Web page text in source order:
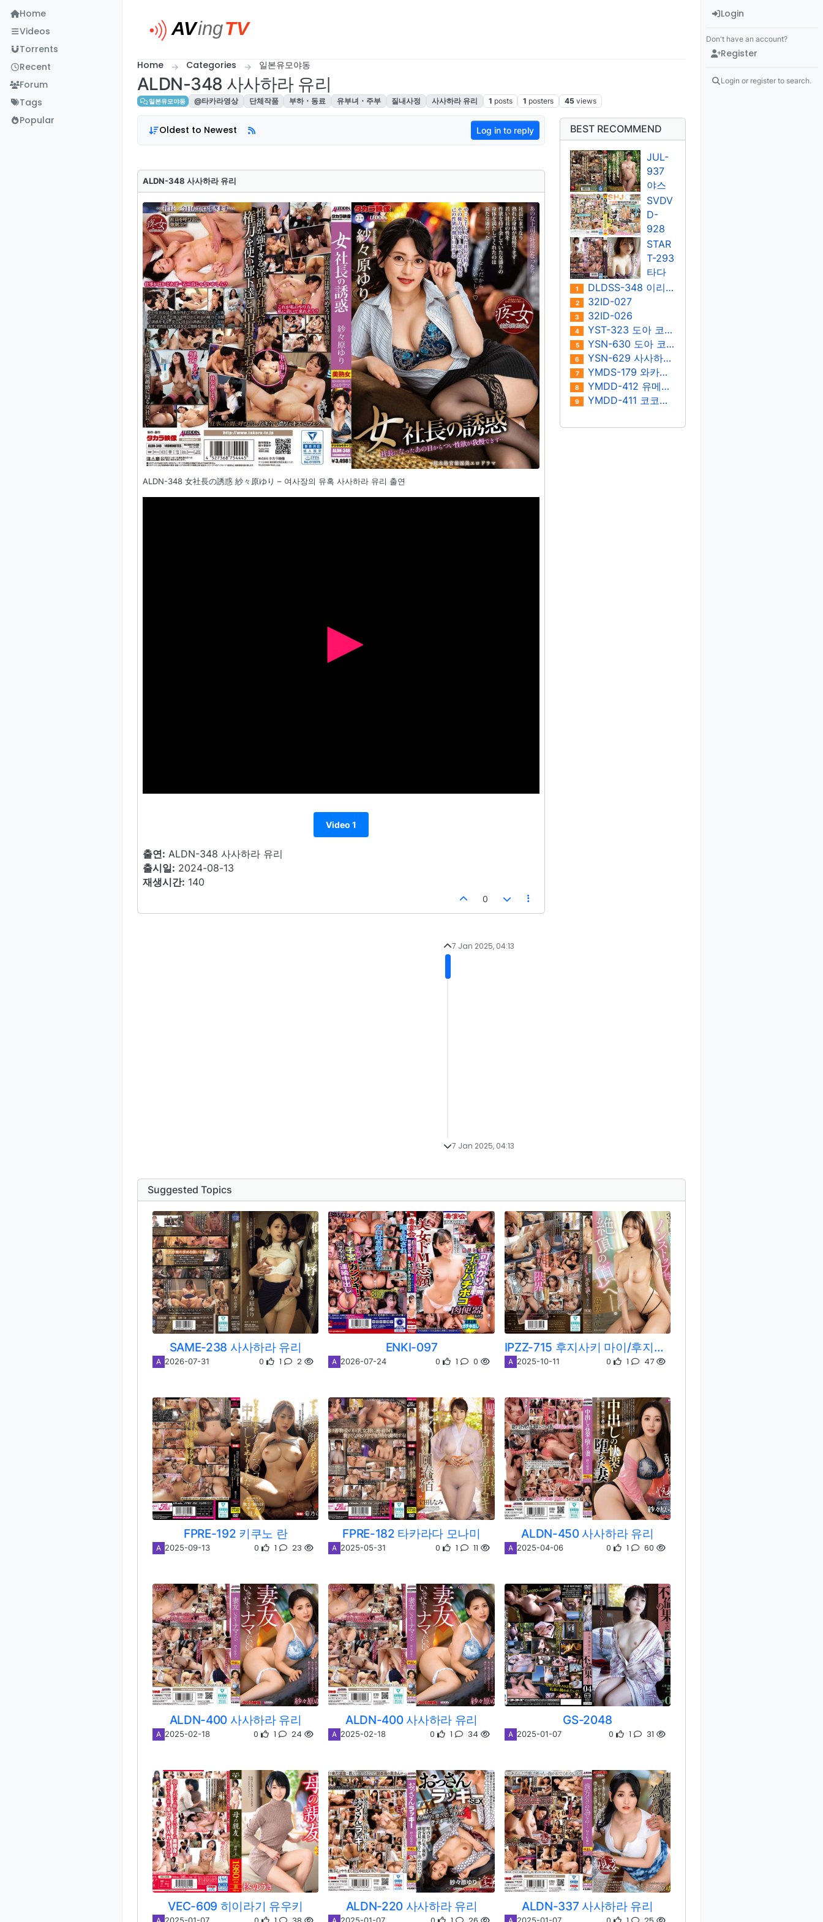
Home
Videos
Torrents
Recent
Forum
Tags
Popular
Home Categories 일본유모야동
ALDN-348 사사하라 유리
일본유모야동 @타카라영상 단체작품 부하・동료 유부녀・주부 질내사정 사사하라 유리 1 posts 1 posters 45 views
Oldest to Newest Log in to reply
ALDN-348 사사하라 유리
ALDN-348 女社長の誘惑 紗々原ゆり – 여사장의 유혹 사사하라 유리 출연
Video 1
출연: ALDN-348 사사하라 유리
출시일: 2024-08-13
재생시간: 140
0
7 Jan 2025, 04:13
7 Jan 2025, 04:13
BEST RECOMMEND
JUL-
937
야스
미나
미
SVDV
D-
928
쿠도
우 라
라/유
키노
나츠
STAR
T-293
타다
이 마
1 DLDSS-348 이리타 마아야
2 32ID-027
3 32ID-026
4 YST-323 도아 코토네
5 YSN-630 도아 코토네
6 YSN-629 사사하라 우라라
7 YMDS-179 와카미야 호노
8 YMDD-412 유메리 리카
9 YMDD-411 코코노이 스나오
Suggested Topics
SAME-238 사사하라 유리
A 2026-07-31 0 1 2
ENKI-097
A 2026-07-24 0 1 0
IPZZ-715 후지사키 마이/후지사키 마이
A 2025-10-11 0 1 47
FPRE-192 키쿠노 란
A 2025-09-13 0 1 23
FPRE-182 타카라다 모나미
A 2025-05-31 0 1 11
ALDN-450 사사하라 유리
A 2025-04-06 0 1 60
ALDN-400 사사하라 유리
A 2025-02-18 0 1 24
ALDN-400 사사하라 유리
A 2025-02-18 0 1 34
GS-2048
A 2025-01-07 0 1 31
VEC-609 히이라기 유우키
2025-01-07
ALDN-220 사사하라 유리
2025-01-07
ALDN-337 사사하라 유리
2025-01-07
Login
Don't have an account?
Register
Login or register to search.